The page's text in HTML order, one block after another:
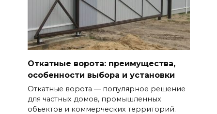
Откатные ворота: преимущества,
особенности выбора и установки
Откатные ворота — популярное решение
для частных домов, промышленных
объектов и коммерческих территорий.